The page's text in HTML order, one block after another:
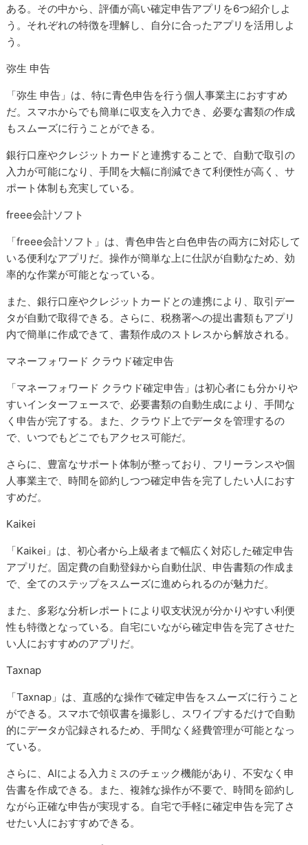
ある。その中から、評価が高い確定申告アプリを6つ紹介しよ
う。それぞれの特徴を理解し、自分に合ったアプリを活用しよ
う。
弥生 申告
「弥生 申告」は、特に青色申告を行う個人事業主におすすめ
だ。スマホからでも簡単に収支を入力でき、必要な書類の作成
もスムーズに行うことができる。
銀行口座やクレジットカードと連携することで、自動で取引の
入力が可能になり、手間を大幅に削減できて利便性が高く、サ
ポート体制も充実している。
freee会計ソフト
「freee会計ソフト」は、青色申告と白色申告の両方に対応して
いる便利なアプリだ。操作が簡単な上に仕訳が自動なため、効
率的な作業が可能となっている。
また、銀行口座やクレジットカードとの連携により、取引デー
タが自動で取得できる。さらに、税務署への提出書類もアプリ
内で簡単に作成できて、書類作成のストレスから解放される。
マネーフォワード クラウド確定申告
「マネーフォワード クラウド確定申告」は初心者にも分かりや
すいインターフェースで、必要書類の自動生成により、手間な
く申告が完了する。また、クラウド上でデータを管理するの
で、いつでもどこでもアクセス可能だ。
さらに、豊富なサポート体制が整っており、フリーランスや個
人事業主で、時間を節約しつつ確定申告を完了したい人におす
すめだ。
Kaikei
「Kaikei」は、初心者から上級者まで幅広く対応した確定申告
アプリだ。固定費の自動登録から自動仕訳、申告書類の作成ま
で、全てのステップをスムーズに進められるのが魅力だ。
また、多彩な分析レポートにより収支状況が分かりやすい利便
性も特徴となっている。自宅にいながら確定申告を完了させた
い人におすすめのアプリだ。
Taxnap
「Taxnap」は、直感的な操作で確定申告をスムーズに行うこと
ができる。スマホで領収書を撮影し、スワイプするだけで自動
的にデータが記録されるため、手間なく経費管理が可能となっ
ている。
さらに、AIによる入力ミスのチェック機能があり、不安なく申
告書を作成できる。また、複雑な操作が不要で、時間を節約し
ながら正確な申告が実現する。自宅で手軽に確定申告を完了さ
せたい人におすすめできる。